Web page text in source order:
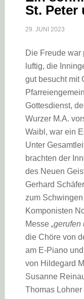
St. Peter
29. JUNI 2023
Die Freude war
luftig, die
gut besucht mit
Gottesdienst,
Wurzer M.A.
Waibl, war ein
Unter
brachten der
des Neuen
Gerhard
zum
Komponisten
Messe „gerufen
die Chöre von
am E-Piano
von Hildegard
Susanne
Thomas Lohner